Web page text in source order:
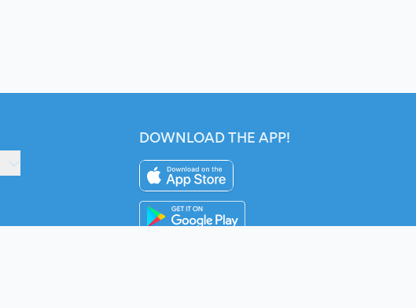
DOWNLOAD THE APP!